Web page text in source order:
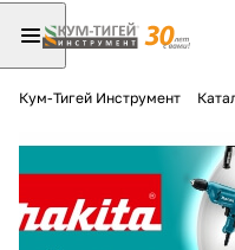
Кум-Тигей Инструмент
Разбейте
оплатуна